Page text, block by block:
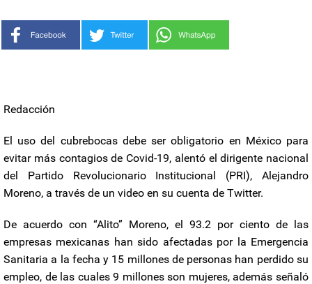
Redacción
El uso del cubrebocas debe ser obligatorio en México para
evitar más contagios de Covid-19, alentó el dirigente nacional
del Partido Revolucionario Institucional (PRI), Alejandro
Moreno, a través de un video en su cuenta de Twitter.
De acuerdo con “Alito” Moreno, el 93.2 por ciento de las
empresas mexicanas han sido afectadas por la Emergencia
Sanitaria a la fecha y 15 millones de personas han perdido su
empleo, de las cuales 9 millones son mujeres, además señaló